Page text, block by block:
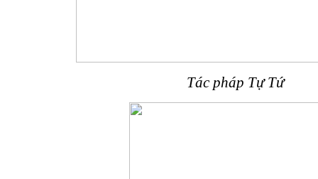
Tác pháp Tự Tứ